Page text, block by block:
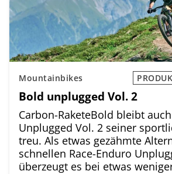
Mountainbikes
Bold unplugged Vol. 2
Carbon-RaketeBold bleibt
Unplugged Vol. 2 seiner
treu. Als etwas gezähmte
schnellen Race-Enduro
überzeugt es bei etwas